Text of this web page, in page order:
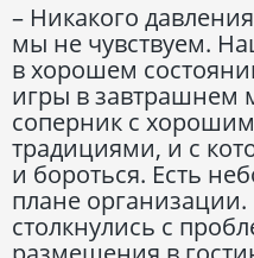
– Никакого
мы не чувствуем.
в хорошем
игры в завтрашнем
соперник с
традициями, и с
и бороться. Есть
плане
столкнулись с